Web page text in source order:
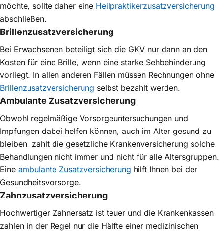
möchte, sollte daher eine Heilpraktiker­zusatzversicherung
abschließen.
Brillenzusatz­versicherung
Bei Erwachsenen beteiligt sich die GKV nur dann an den
Kosten für eine Brille, wenn eine starke Sehbehinderung
vorliegt. In allen anderen Fällen müssen Rechnungen ohne
Brillenzusatz­versicherung selbst bezahlt werden.
Ambulante Zusatzversicherung
Obwohl regelmäßige Vorsorge­untersuchungen und
Impfungen dabei helfen können, auch im Alter gesund zu
bleiben, zahlt die gesetzliche Kranken­versicherung solche
Behandlungen nicht immer und nicht für alle Altersgruppen.
Eine ambulante Zusatzversicherung hilft Ihnen bei der
Gesundheits­vorsorge.
Zahnzusatzversicherung
Hochwertiger Zahnersatz ist teuer und die Krankenkassen
zahlen in der Regel nur die Hälfte einer medizinischen